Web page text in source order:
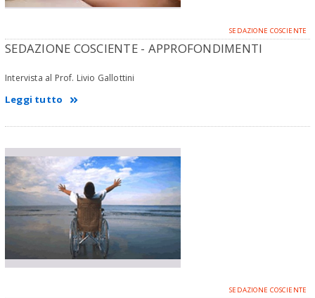
SEDAZIONE COSCIENTE
SEDAZIONE COSCIENTE - APPROFONDIMENTI
Intervista al Prof. Livio Gallottini
Leggi tutto
SEDAZIONE COSCIENTE